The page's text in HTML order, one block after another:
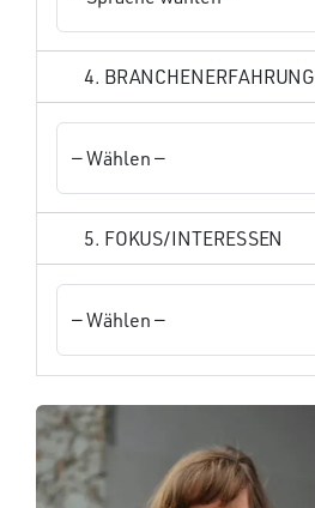
4. BRANCHENERFAHRUNG
5. FOKUS/INTERESSEN